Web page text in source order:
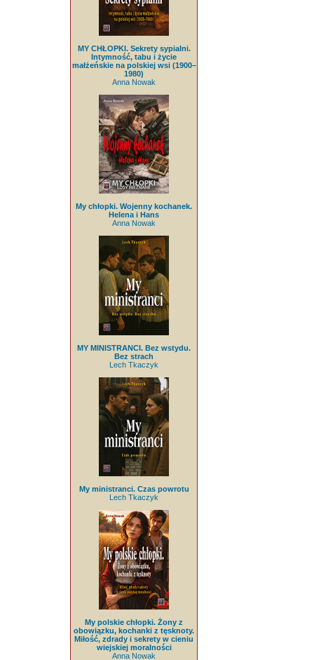
MY CHŁOPKI. Sekrety sypialni.
Intymność, tabu i życie
małżeńskie na polskiej wsi (1900–
1980)
Anna Nowak
My chłopki. Wojenny kochanek.
Helena i Hans
Anna Nowak
MY MINISTRANCI. Bez wstydu.
Bez strach
Lech Tkaczyk
My ministranci. Czas powrotu
Lech Tkaczyk
My polskie chłopki. Żony z
obowiązku, kochanki z tęsknoty.
Miłość, zdrady i sekrety w cieniu
wiejskiej moralności
Anna Nowak